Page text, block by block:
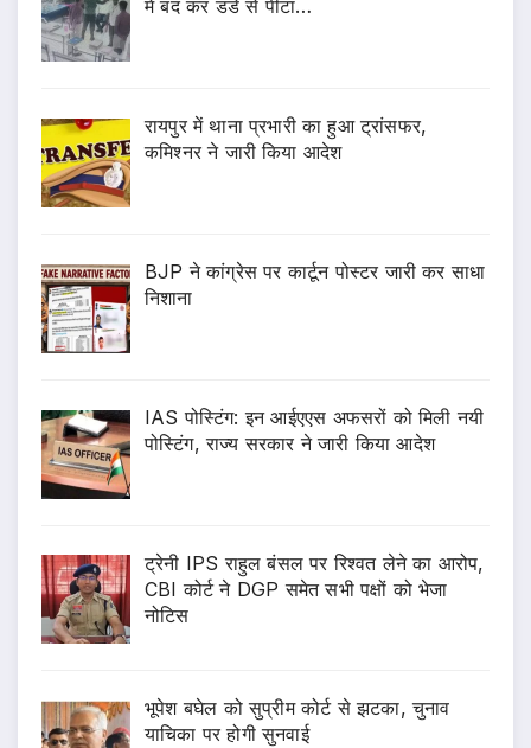
में बंद कर डंडे से पीटा…
रायपुर में थाना प्रभारी का हुआ ट्रांसफर,
कमिश्नर ने जारी किया आदेश
BJP ने कांग्रेस पर कार्टून पोस्टर जारी कर साधा
निशाना
IAS पोस्टिंग: इन आईएएस अफसरों को मिली नयी
पोस्टिंग, राज्य सरकार ने जारी किया आदेश
ट्रेनी IPS राहुल बंसल पर रिश्वत लेने का आरोप,
CBI कोर्ट ने DGP समेत सभी पक्षों को भेजा
नोटिस
भूपेश बघेल को सुप्रीम कोर्ट से झटका, चुनाव
याचिका पर होगी सुनवाई